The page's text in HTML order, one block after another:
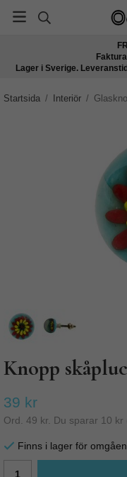
Lager i Sverige.
Startsida / Interiör /
Knopp
39 kr
Ord. 49 kr . Du sparar 10 kr
Finns i lager för